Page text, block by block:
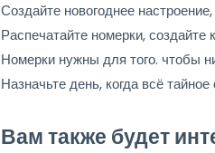
Создайте новогоднее
Распечатайте номерки, создайте
Номерки нужны для того. чтобы
Назначьте день, когда всё
Вам также будет